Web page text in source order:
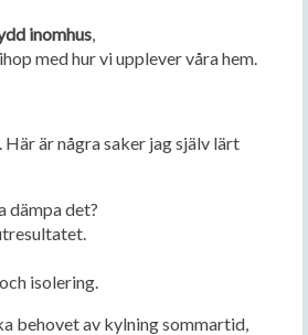
inomhus,
med hur vi upplever våra hem.
är några saker jag själv lärt
dämpa det?
isolering.
behovet av kylning sommartid,